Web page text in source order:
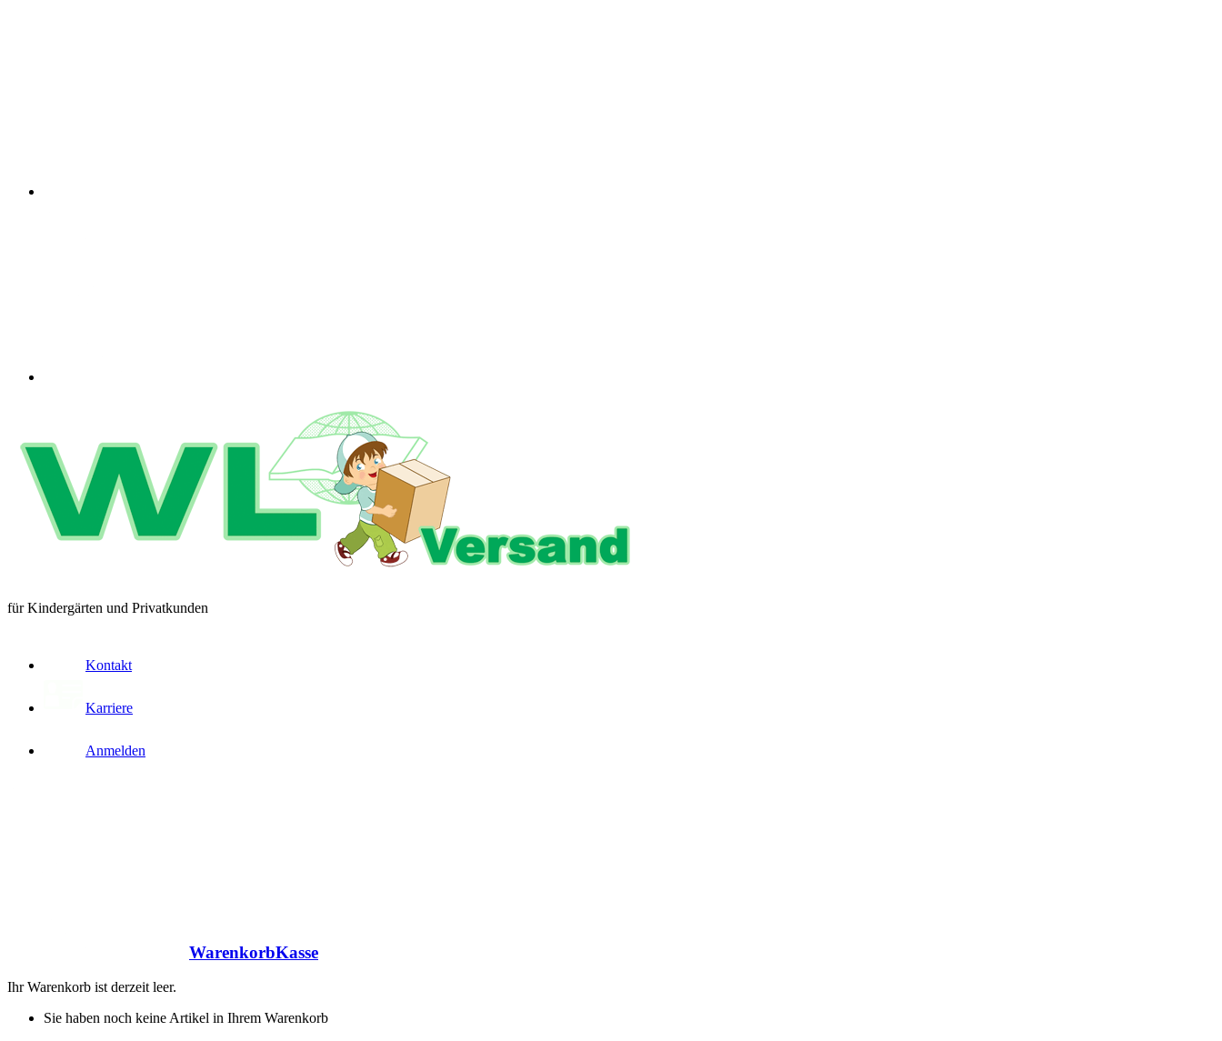
für Kindergärten und Privatkunden
Kontakt
Karriere
Anmelden
WarenkorbKasse
Ihr Warenkorb ist derzeit leer.
Sie haben noch keine Artikel in Ihrem Warenkorb